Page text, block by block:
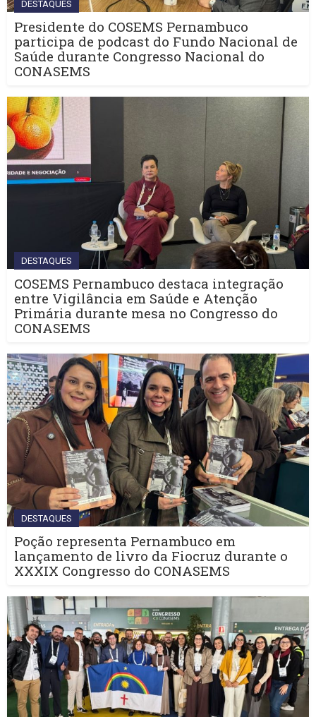
DESTAQUES
Presidente do COSEMS Pernambuco
participa de podcast do Fundo Nacional de
Saúde durante Congresso Nacional do
CONASEMS
DESTAQUES
COSEMS Pernambuco destaca integração
entre Vigilância em Saúde e Atenção
Primária durante mesa no Congresso do
CONASEMS
DESTAQUES
Poção representa Pernambuco em
lançamento de livro da Fiocruz durante o
XXXIX Congresso do CONASEMS